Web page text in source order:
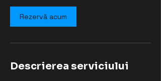
Rezervă acum
Descrierea serviciului